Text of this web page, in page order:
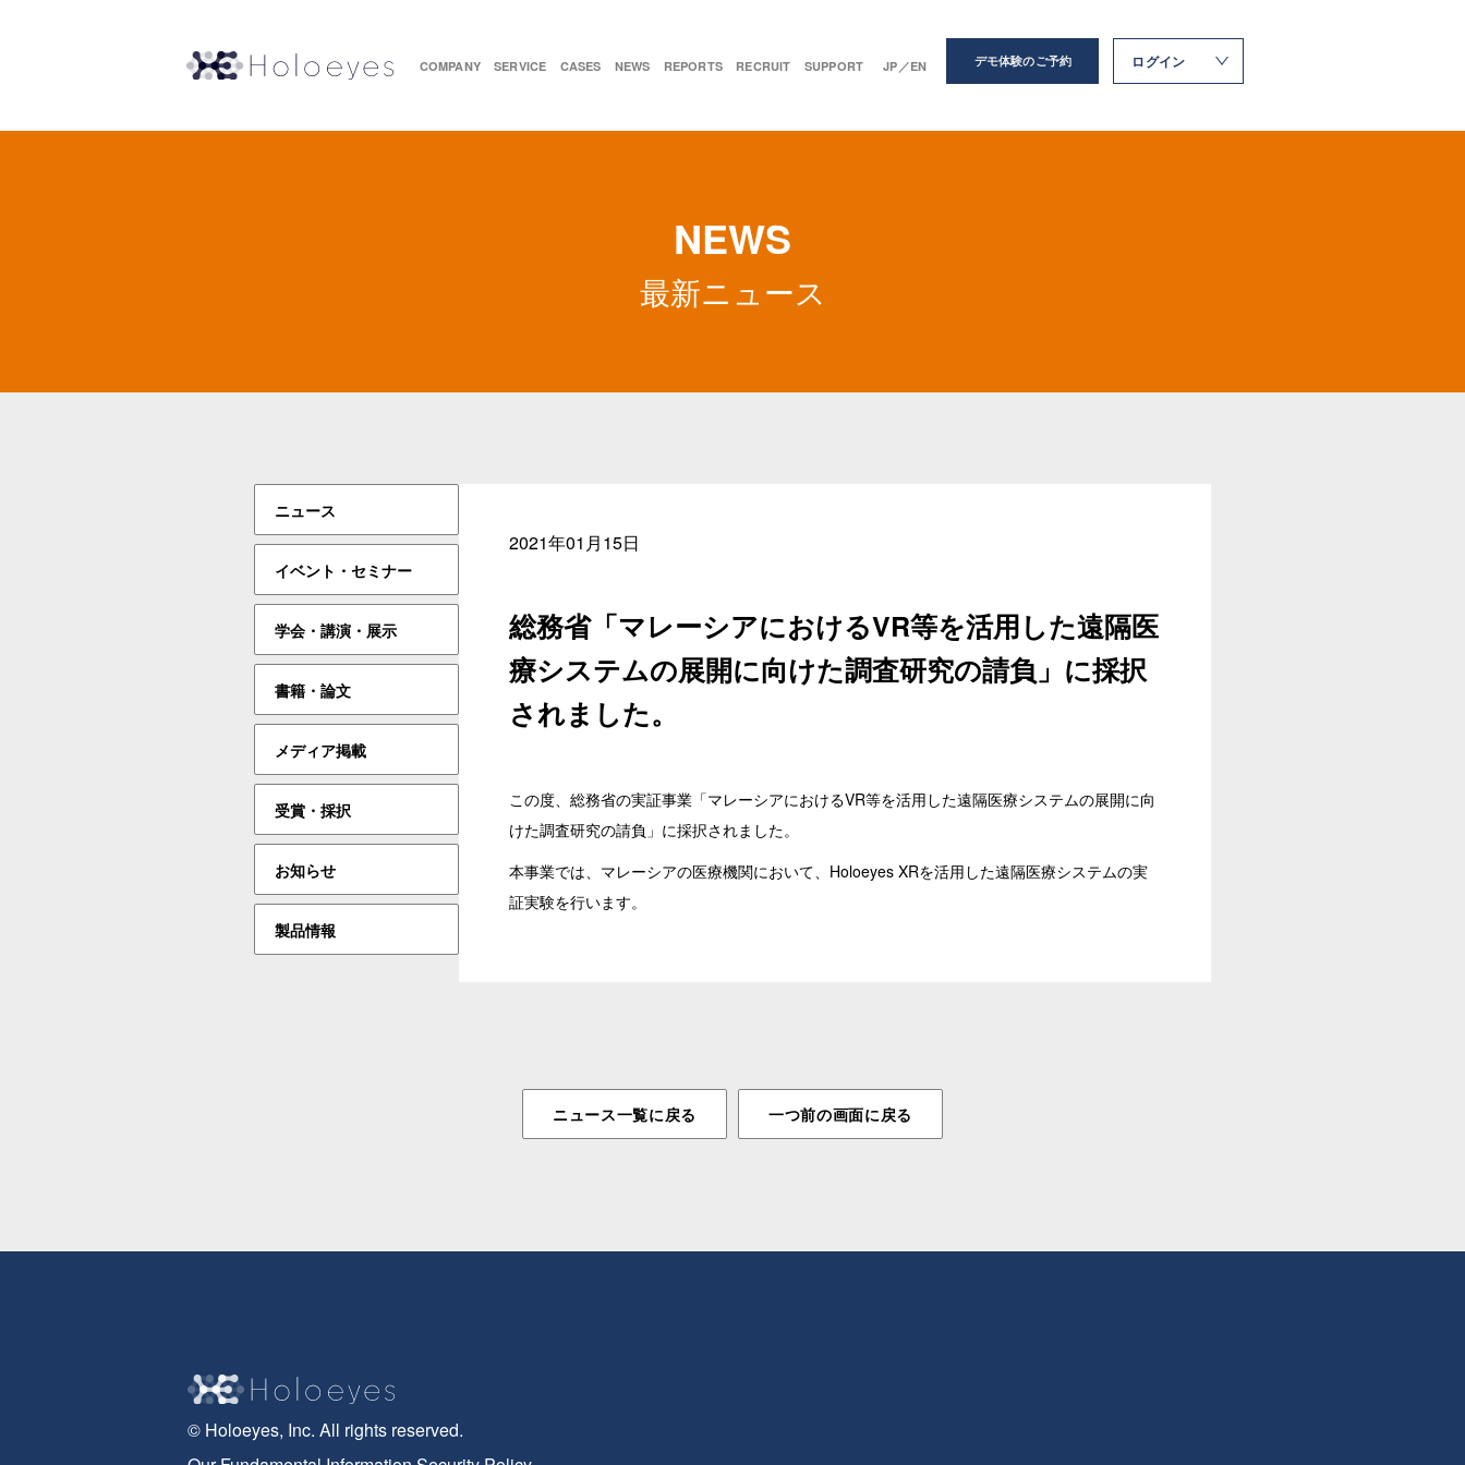
COMPANY SERVICE CASES NEWS REPORTS RECRUIT SUPPORT JP／EN デモ体験のご予約 ログイン
NEWS
最新ニュース
ニュース
イベント・セミナー
学会・講演・展示
書籍・論文
メディア掲載
受賞・採択
お知らせ
製品情報
2021年01月15日
総務省「マレーシアにおけるVR等を活用した遠隔医
療システムの展開に向けた調査研究の請負」に採択
されました。
この度、総務省の実証事業「マレーシアにおけるVR等を活用した遠隔医療システムの展開に向
けた調査研究の請負」に採択されました。
本事業では、マレーシアの医療機関において、Holoeyes XRを活用した遠隔医療システムの実
証実験を行います。
ニュース一覧に戻る 一つ前の画面に戻る
© Holoeyes, Inc. All rights reserved.